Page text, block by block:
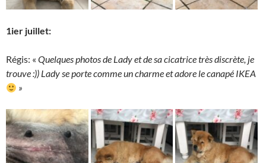
1ier juillet:
Régis: « Quelques photos de Lady et de sa cicatrice très discrète, je
trouve :)) Lady se porte comme un charme et adore le canapé IKEA
»